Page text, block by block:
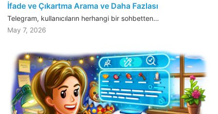
İfade ve Çıkartma Arama ve Daha Fazlası
Telegram, kullanıcıların herhangi bir sohbetten…
May 7, 2026